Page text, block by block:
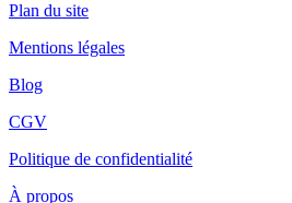
Plan du site
Mentions légales
Blog
CGV
Politique de confidentialité
À propos